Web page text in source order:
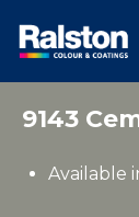
9143
Available